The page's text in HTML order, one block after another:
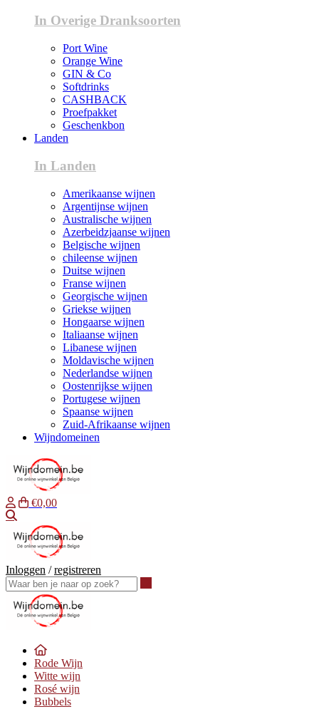
In Overige Dranksoorten
Port Wine
Orange Wine
GIN & Co
Softdrinks
CASHBACK
Proefpakket
Geschenkbon
Landen
In Landen
Amerikaanse wijnen
Argentijnse wijnen
Australische wijnen
Azerbeidzjaanse wijnen
Belgische wijnen
chileense wijnen
Duitse wijnen
Franse wijnen
Georgische wijnen
Griekse wijnen
Hongaarse wijnen
Italiaanse wijnen
Libanese wijnen
Moldavische wijnen
Nederlandse wijnen
Oostenrijkse wijnen
Portugese wijnen
Spaanse wijnen
Zuid-Afrikaanse wijnen
Wijndomeinen
€0,00
Inloggen /registreren
Rode Wijn
Witte wijn
Rosé wijn
Bubbels